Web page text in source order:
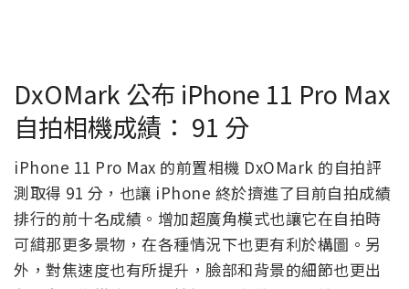
DxOMark 公布 iPhone 11 Pro Max
自拍相機成績： 91 分
iPhone 11 Pro Max 的前置相機 DxOMark 的自拍評
測取得 91 分，也讓 iPhone 終於擠進了目前自拍成績
排行的前十名成績。增加超廣角模式也讓它在自拍時
可縙那更多景物，在各種情況下也更有利於構圖。另
外，對焦速度也有所提升，臉部和背景的細節也更出